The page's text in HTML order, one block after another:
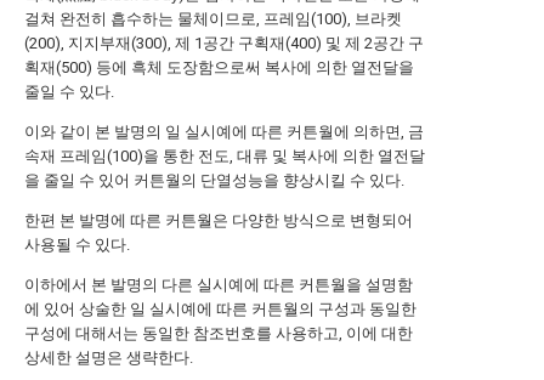
걸쳐 완전히 흡수하는 물체이므로, 프레임(100), 브라켓
(200), 지지부재(300), 제 1공간 구획재(400) 및 제 2공간 구
획재(500) 등에 흑체 도장함으로써 복사에 의한 열전달을
줄일 수 있다.
이와 같이 본 발명의 일 실시예에 따른 커튼월에 의하면, 금
속재 프레임(100)을 통한 전도, 대류 및 복사에 의한 열전달
을 줄일 수 있어 커튼월의 단열성능을 향상시킬 수 있다.
한편 본 발명에 따른 커튼월은 다양한 방식으로 변형되어
사용될 수 있다.
이하에서 본 발명의 다른 실시예에 따른 커튼월을 설명함
에 있어 상술한 일 실시예에 따른 커튼월의 구성과 동일한
구성에 대해서는 동일한 참조번호를 사용하고, 이에 대한
상세한 설명은 생략한다.